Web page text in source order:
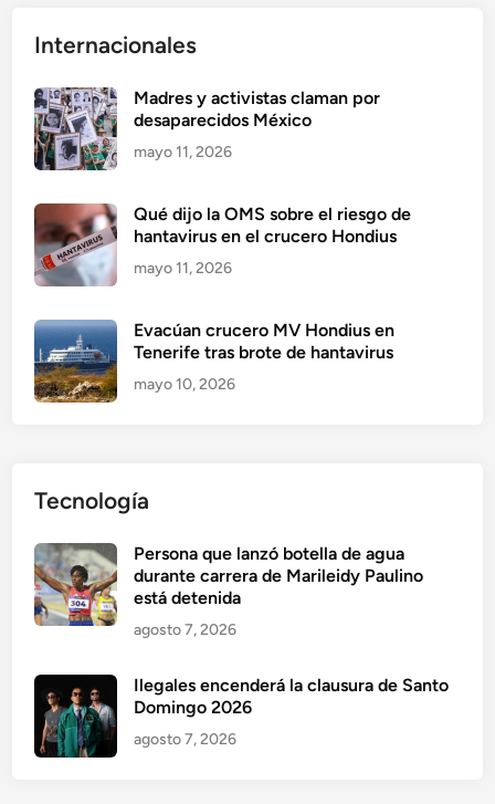
Internacionales
Madres y activistas claman por
desaparecidos México
mayo 11, 2026
Qué dijo la OMS sobre el riesgo de
hantavirus en el crucero Hondius
mayo 11, 2026
Evacúan crucero MV Hondius en
Tenerife tras brote de hantavirus
mayo 10, 2026
Tecnología
Persona que lanzó botella de agua
durante carrera de Marileidy Paulino
está detenida
agosto 7, 2026
Ilegales encenderá la clausura de Santo
Domingo 2026
agosto 7, 2026